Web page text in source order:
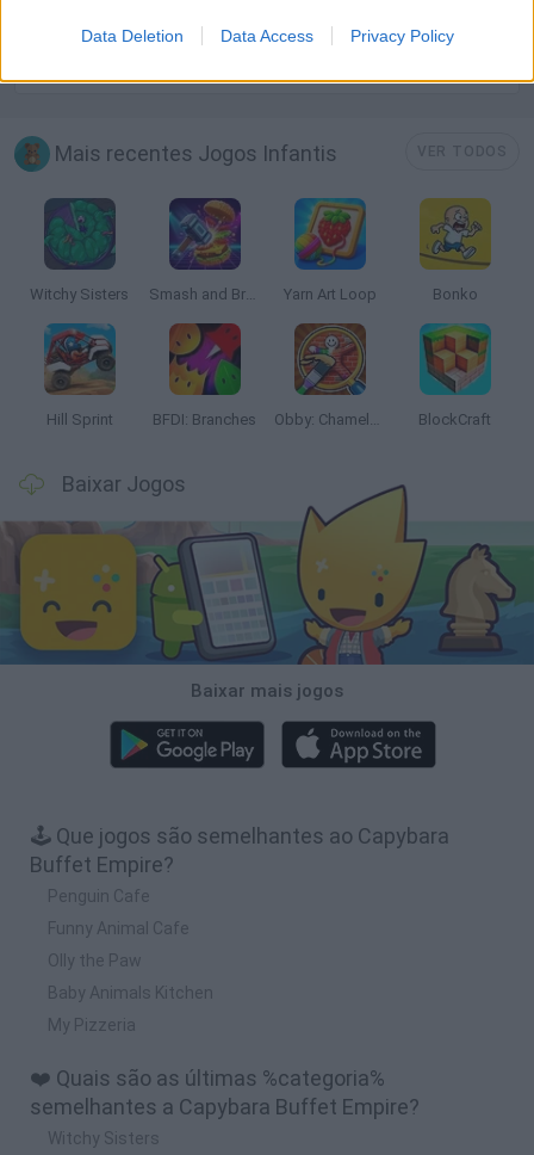
Data Deletion Data Access Privacy Policy
Mais recentes Jogos Infantis
Witchy Sisters Smash and Break Yarn Art Loop Bonko
Hill Sprint BFDI: Branches Obby: Chameleon: Paint & Hide BlockCraft
Baixar Jogos
Baixar mais jogos
🕹️ Que jogos são semelhantes ao Capybara
Buffet Empire?
Penguin Cafe
Funny Animal Cafe
Olly the Paw
Baby Animals Kitchen
My Pizzeria
❤️ Quais são as últimas %categoria%
semelhantes a Capybara Buffet Empire?
Witchy Sisters